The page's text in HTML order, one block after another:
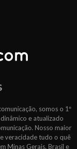
somos o 1º
e atualizado
Nosso maior
veracidade tudo o quê
Minas Gerais, Brasil e